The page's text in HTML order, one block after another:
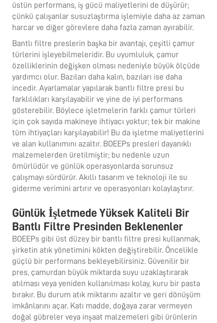
üstün performans, iş gücü maliyetlerini de düşürür;
çünkü çalışanlar susuzlaştırma işlemiyle daha az zaman
harcar ve diğer görevlere daha fazla zaman ayırabilir.
Bantlı filtre preslerin başka bir avantajı, çeşitli çamur
türlerini işleyebilmeleridir. Bu uyumluluk, çamur
özelliklerinin değişken olması nedeniyle büyük ölçüde
yardımcı olur. Bazıları daha kalın, bazıları ise daha
incedir. Ayarlamalar yapılarak bantlı filtre presi bu
farklılıkları karşılayabilir ve yine de iyi performans
gösterebilir. Böylece işletmelerin farklı çamur türleri
için çok sayıda makineye ihtiyacı yoktur; tek bir makine
tüm ihtiyaçları karşılayabilir! Bu da işletme maliyetlerini
ve alan kullanımını azaltır. BOEEPs presleri dayanıklı
malzemelerden üretilmiştir; bu nedenle uzun
ömürlüdür ve günlük operasyonlarda sorunsuz
çalışmayı sürdürür. Akıllı tasarım ve teknoloji ile su
giderme verimini artırır ve operasyonları kolaylaştırır.
Günlük İşletmede Yüksek Kaliteli Bir
Bantlı Filtre Presinden Beklenenler
BOEEPs gibi üst düzey bir bantlı filtre presi kullanmak,
şirketin atık yönetimini kökten değiştirebilir. Öncelikle
güçlü bir performans bekleyebilirsiniz. Güvenilir bir
pres, çamurdan büyük miktarda suyu uzaklaştırarak
atılması veya yeniden kullanılması kolay, kuru bir pasta
bırakır. Bu durum atık miktarını azaltır ve geri dönüşüm
imkânlarını açar. Katı madde, doğaya zarar vermeyen
doğal gübreler veya inşaat malzemeleri gibi ürünlerin